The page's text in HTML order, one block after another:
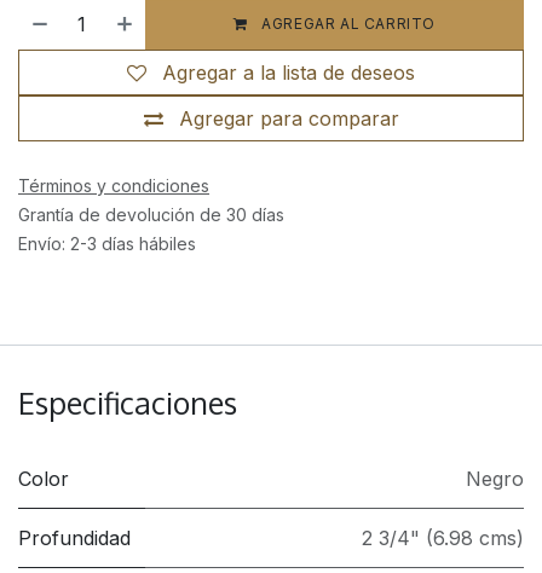
AGREGAR AL CARRITO
Agregar para comparar
Agregar a la lista de deseos
Términos y condiciones
Grantía de devolución de 30 días
Envío: 2-3 días hábiles
Especificaciones
Color Negro
Profundidad 2 3/4" (6.98 cms)